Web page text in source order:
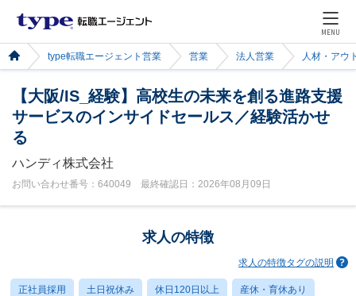
MENU
type転職エージェント営業 営業 法人営業 人材・アウ
【大阪/IS_経験】高校生の未来を創る進路支援
サービスのインサイドセールス／経験活かせ
る
ハンディ株式会社
お問い合わせ番号：640049 最終確認日：2026年08月09日
求人の特徴
求人の特徴タグの説明
正社員採用 土日祝休み 休日120日以上 産休・育休あり